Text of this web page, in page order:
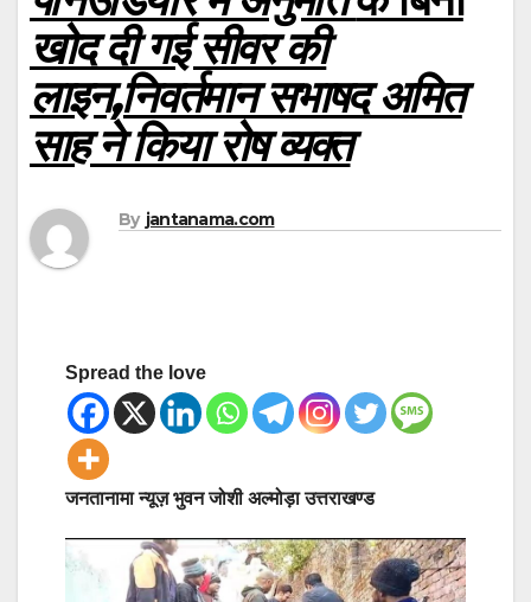
खोद दी गई सीवर की
लाइन,निवर्तमान सभाषद अमित
साह ने किया रोष व्यक्त
By jantanama.com
Spread the love
जनतानामा न्यूज़ भुवन जोशी अल्मोड़ा उत्तराखण्ड